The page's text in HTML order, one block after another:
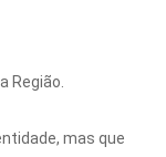
Região.
mas que